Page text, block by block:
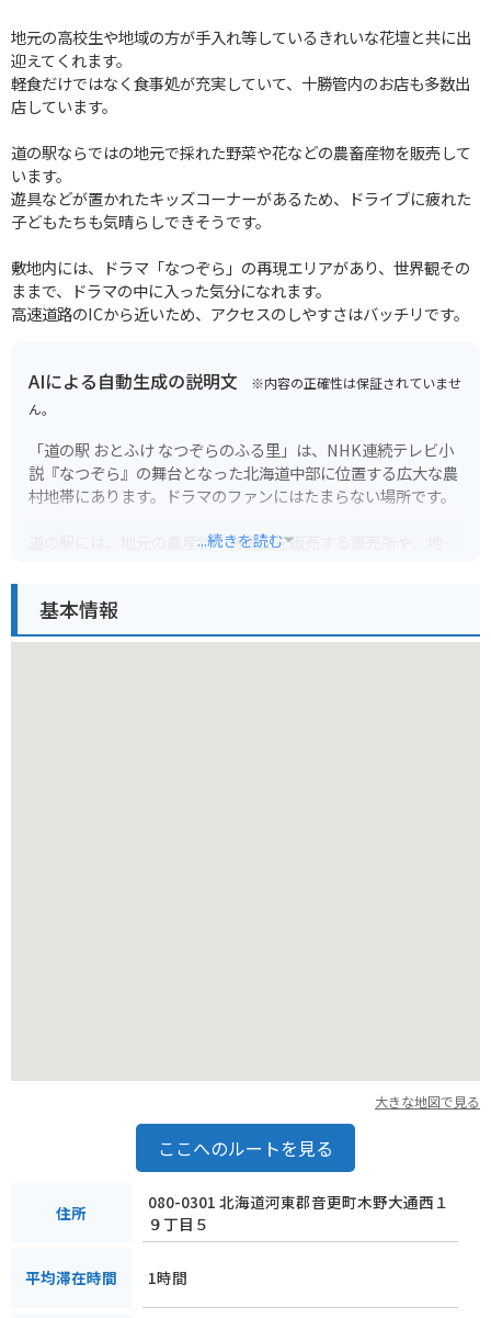
地元の高校生や地域の方が手入れ等しているきれいな花壇と共に出
迎えてくれます。
軽食だけではなく食事処が充実していて、十勝管内のお店も多数出
店しています。
道の駅ならではの地元で採れた野菜や花などの農畜産物を販売して
います。
遊具などが置かれたキッズコーナーがあるため、ドライブに疲れた
子どもたちも気晴らしできそうです。
敷地内には、ドラマ「なつぞら」の再現エリアがあり、世界観その
ままで、ドラマの中に入った気分になれます。
高速道路のICから近いため、アクセスのしやすさはバッチリです。
AIによる自動生成の説明文 ※内容の正確性は保証されていませ
ん。
「道の駅 おとふけ なつぞらのふる里」は、NHK連続テレビ小
説『なつぞら』の舞台となった北海道中部に位置する広大な農
村地帯にあります。ドラマのファンにはたまらない場所です。
道の駅には、地元の農産物や特産品を販売する直売所や、地元
示コーナーもあり、ドラマの世界観を味わうことができます。
...続きを読む
基本情報
大きな地図で見る
ここへのルートを見る
住所
080-0301 北海道河東郡音更町木野大通西１
９丁目５
平均滞在時間 1時間